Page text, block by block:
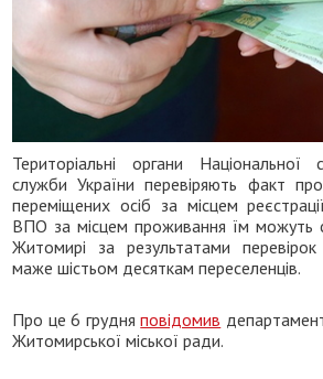
Територіальні органи Національної
служби України перевіряють факт
переміщених осіб за місцем
ВПО за місцем проживання їм можуть
Житомирі за результатами
маже шістьом десяткам переселенців.
Про це 6 грудняповідомив
Житомирської міської ради.